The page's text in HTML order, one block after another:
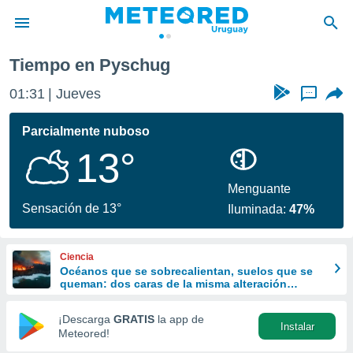
de
ha
que se
calidad.
a este
las
y
forma
digital
basada
Tiempo en Pyschug
01:31 Jueves ...
Parcialmente nuboso
13°
Sensación de 13°
Menguante
Iluminada:47%
Ciencia
Océanos que se sobrecalientan, suelos que se
queman: dos caras de la misma alteración
¡Descarga GRATIS la app de
Meteored!
Instalar